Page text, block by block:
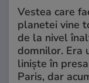
Vestea care
planetei vine
de la nivel
domnilor. Era
liniște în
Paris, dar